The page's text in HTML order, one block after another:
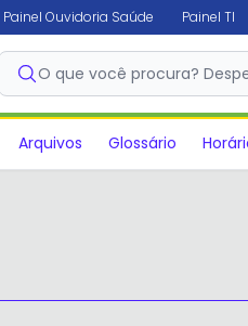
Painel Ouvidoria Saúde Painel TI
O que você procura?
Arquivos Glossário
✕